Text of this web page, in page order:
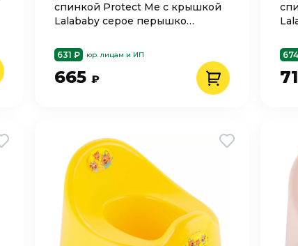
спинкой Protect Me с крышкой
Lalababy серое перышко
631 ₽ юр. лицам и ИП
665 ₽